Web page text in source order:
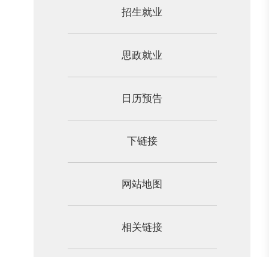
招生就业
思政就业
日历预告
下链接
网站地图
相关链接